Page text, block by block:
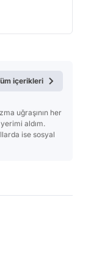
uğraşının her
aldım.
ise sosyal
içerikleri